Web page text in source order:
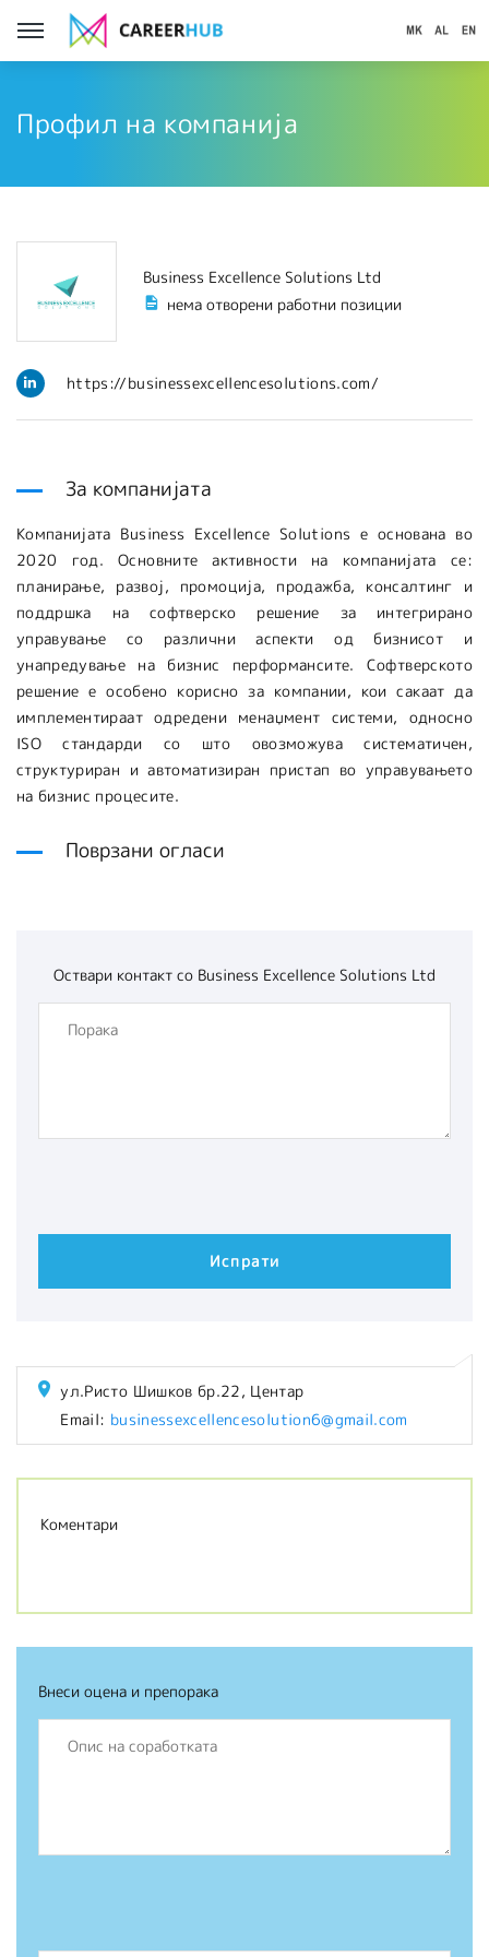
Профил на компанија
Business Excellence Solutions Ltd
нема отворени работни позиции
https://businessexcellencesolutions.com/
За компанијата
Компанијата Business Excellence Solutions е основана во
2020 год. Основните активности на компанијата се:
планирање, развој, промоција, продажба, консалтинг и
поддршка на софтверско решение за интегрирано
управување со различни аспекти од бизнисот и
унапредување на бизнис перформансите. Софтверското
решение е особено корисно за компании, кои сакаат да
имплементираат одредени менаџмент системи, односно
ISO стандарди со што овозможува систематичен,
структуриран и автоматизиран пристап во управувањето
на бизнис процесите.
Поврзани огласи
Оствари контакт со Business Excellence Solutions Ltd
ул.Ристо Шишков бр.22, Центар
Email: businessexcellencesolution6@gmail.com
Коментари
Внеси оцена и препорака